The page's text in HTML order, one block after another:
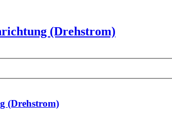
(Drehstrom)
(Drehstrom)